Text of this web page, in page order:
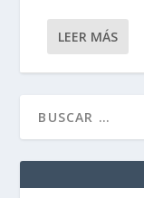
LEER MÁS